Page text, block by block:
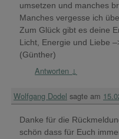
umsetzen und manches
Manches vergesse ich
Zum Glück gibt es deine
Licht, Energie und Liebe
(Günther)
Antworten ↓
Wolfgang Dodel sagte am
Danke für die
schön dass für Euch